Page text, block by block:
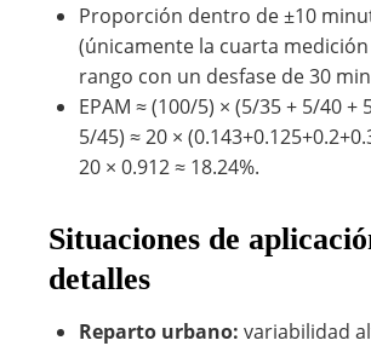
Proporción dentro de ±10
(únicamente la cuarta
rango con un desfase de 30
EPAM ≈ (100/5) × (5/35 + 5/40 +
5/45) ≈ 20 ×
20 × 0.912 ≈ 18.24%.
Situaciones de
detalles
Reparto urbano: variabilidad